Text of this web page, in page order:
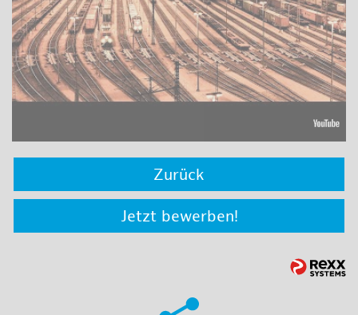
Zurück
Jetzt bewerben!